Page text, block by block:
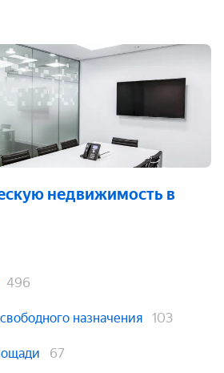
недвижимость в
496
назначения 103
67